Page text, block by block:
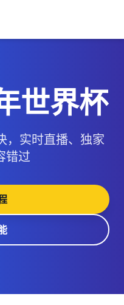
世界杯
，实时直播、独家
错过